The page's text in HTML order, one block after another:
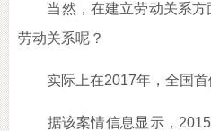
当然，在建立劳动关系方面
劳动关系呢？
实际上在2017年，全国首
据该案情信息显示，2015